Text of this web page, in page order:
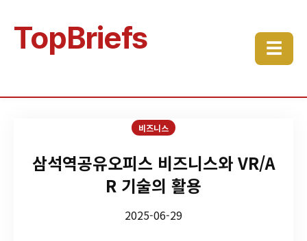
TopBriefs ☰
비즈니스
삼석역공유오피스 비즈니스와 VR/A
R 기술의 활용
2025-06-29